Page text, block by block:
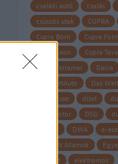
családi autó
csalás
csúszós utak
CUPRA
Cupra Born
Cupra
Cupra Leon
Cupra
Cupra Terramar
Dacia
Das WeltAuto
Das
Datahouse
dízel
dízel motor
DSG
DWA e-
Egyesült Államok
eHybrid
elektromos